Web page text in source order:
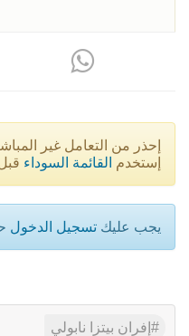
إحذر من التعامل غير
إستخدم القائمة السوداء
يجب عليك تسجيل الدخول
إفران بيتزا نابولي